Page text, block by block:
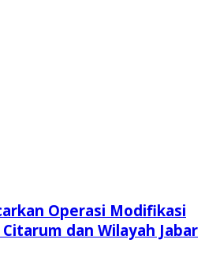
Operasi Modifikasi
Citarum dan Wilayah Jabar